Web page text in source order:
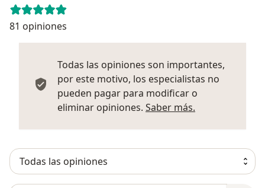
81 opiniones
Todas las opiniones son importantes,
por este motivo, los especialistas no
pueden pagar para modificar o
eliminar opiniones. Saber más.